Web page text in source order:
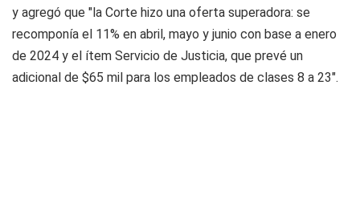
y agregó que "la Corte hizo una oferta superadora: se
recomponía el 11% en abril, mayo y junio con base a enero
de 2024 y el ítem Servicio de Justicia, que prevé un
adicional de $65 mil para los empleados de clases 8 a 23".